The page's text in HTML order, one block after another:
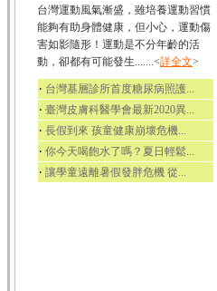
台灣運動風氣漸盛，雖培養運動習慣
能夠有助身體健康，但小心，運動傷
害如影隨形！運動是不分年齡的活
動，卻都有可能發生.......<詳全文>
‧ 台灣基層診所首度糖尿病照護...
‧ 臺灣皮膚科醫學會最新2020異...
‧ 長假到來 孩童健康崩壞危機...
‧ 你今天喝飽水了嗎？夏日輕鬆...
‧ 讓學童遠離暑假發胖危機 從...